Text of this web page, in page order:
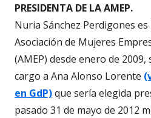
PRESIDENTA DE LA AMEP.
Nuria Sánchez Perdigones
Asociación de Mujeres
(AMEP) desde enero de
cargo a Ana Alonso Lorente
en GdP)que sería elegida
pasado 31 de mayo de 2012